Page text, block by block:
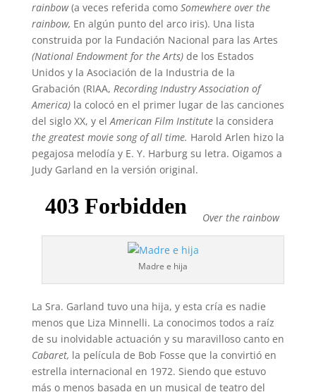
rainbow(a veces referida como Somewhereover the
rainbow, En algún punto del arco iris). Una lista
construida por la Fundación Nacional para las Artes
(National Endowment for the Arts)de los Estados
Unidos y la Asociación de la Industria de la
Grabación (RIAA, Recording Industry Association of
America)la colocó en el primer lugar de las canciones
del siglo XX, y elAmerican Film Institutela considera
the greatest movie song of all time. Harold Arlen hizo la
pegajosa melodía y E. Y. Harburg su letra. Oigamos a
Judy Garland en la versión original.
Over the rainbow
Madre e hija
La Sra. Garland tuvo una hija, y esta cría es nadie
menos que Liza Minnelli. La conocimos todos a raíz
de su inolvidable actuación y su maravilloso canto en
Cabaret, la película de Bob Fosse que la convirtió en
estrella internacional en 1972. Siendo que estuvo
más o menos basada en un musical de teatro del